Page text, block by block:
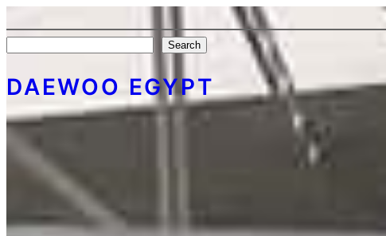
Search
DAEWOO EGYPT